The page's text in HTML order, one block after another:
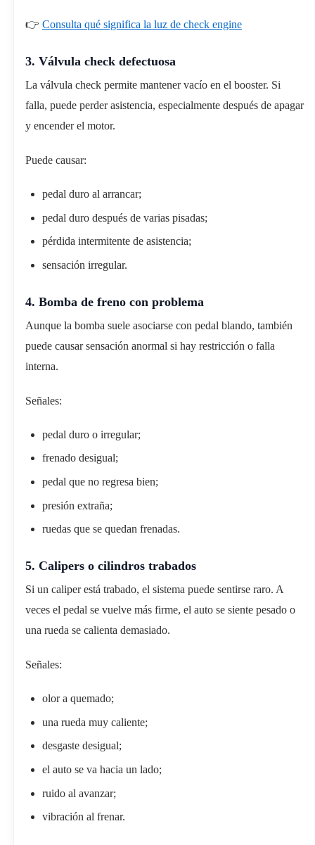
👉 Consulta qué significa la luz de check engine
3. Válvula check defectuosa
La válvula check permite mantener vacío en el booster. Si
falla, puede perder asistencia, especialmente después de apagar
y encender el motor.
Puede causar:
pedal duro al arrancar;
pedal duro después de varias pisadas;
pérdida intermitente de asistencia;
sensación irregular.
4. Bomba de freno con problema
Aunque la bomba suele asociarse con pedal blando, también
puede causar sensación anormal si hay restricción o falla
interna.
Señales:
pedal duro o irregular;
frenado desigual;
pedal que no regresa bien;
presión extraña;
ruedas que se quedan frenadas.
5. Calipers o cilindros trabados
Si un caliper está trabado, el sistema puede sentirse raro. A
veces el pedal se vuelve más firme, el auto se siente pesado o
una rueda se calienta demasiado.
Señales:
olor a quemado;
una rueda muy caliente;
desgaste desigual;
el auto se va hacia un lado;
ruido al avanzar;
vibración al frenar.